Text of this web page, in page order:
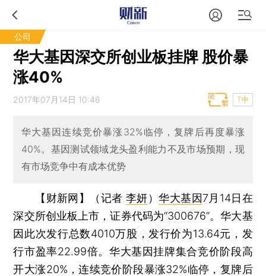
公司
华大基因深交所创业板挂牌 股价暴
涨40%
2017年07月14日 10:46 T中
华大基因连续竞价暴涨32%临停，复牌后再度暴涨
40%。基因测试领域龙头盈利能力不及市场预期，现
有市场竞争中有成本优势
【财新网】（记者李妍）华大基因7月14日在
深交所创业板上市，证券代码为“300676”。华大基
因此次发行总数4010万股，发行价为13.64元，发
行市盈率22.99倍。华大基因挂牌集合竞价阶段高
开大涨20%，连续竞价阶段暴涨32%临停，复牌后